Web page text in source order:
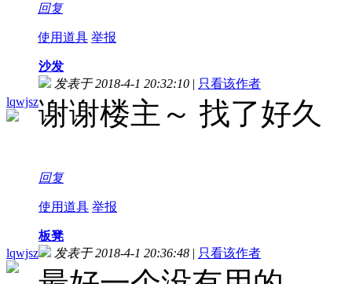
回复
使用道具 举报
lqwjsz
沙发
发表于 2018-4-1 20:32:10 | 只看该作者
谢谢楼主～ 找了好久
回复
使用道具 举报
lqwjsz
板凳
发表于 2018-4-1 20:36:48 | 只看该作者